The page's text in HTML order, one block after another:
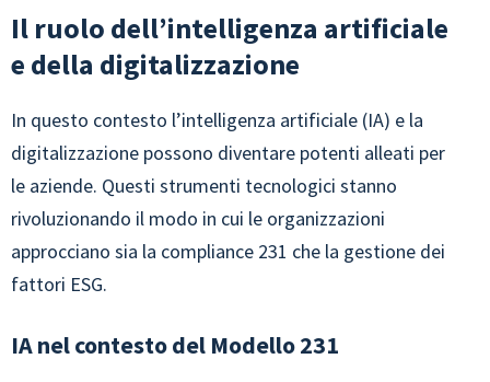
Il ruolo dell’intelligenza artificiale
e della digitalizzazione
In questo contesto l’intelligenza artificiale (IA) e la
digitalizzazione possono diventare potenti alleati per
le aziende. Questi strumenti tecnologici stanno
rivoluzionando il modo in cui le organizzazioni
approcciano sia la compliance 231 che la gestione dei
fattori ESG.
IA nel contesto del Modello 231